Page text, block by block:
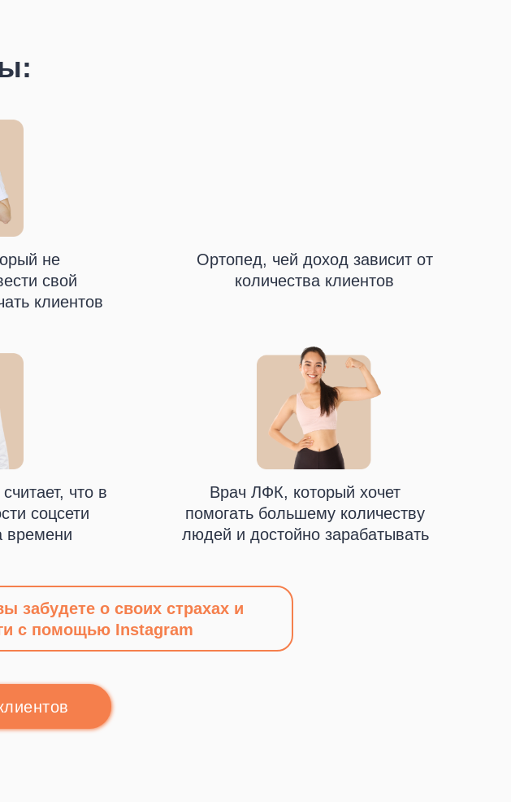
забудете о своих страхах и
с помощью Instagram
не
свой
клиентов
Ортопед, чей доход зависит от
количества клиентов
что в
соцсети
времени
Врач ЛФК, который хочет
помогать большему количеству
людей и достойно зарабатывать